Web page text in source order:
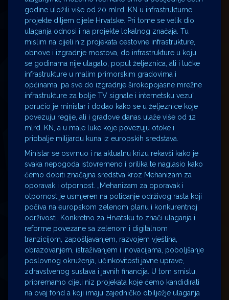
godine uložili više od 20 mlrd. KN u infrastrukturne
projekte diljem cijele Hrvatske. Pri tome se velik dio
ulaganja odnosi i na projekte lokalnog značaja. Tu
mislim na cijeli niz projekata cestovne infrastrukture,
obnove i izgradnje mostova, do infrastrukture u koju
se godinama nije ulagalo, poput željeznica, ali i lučke
infrastrukture u malim primorskim gradovima i
općinama, pa sve do izgradnje širokopojasne mrežne
infrastrukture za bolje TV signale i internetsku vezu“,
poručio je ministar i dodao kako se u željeznice koje
povezuju regije, ali i gradove danas ulaže više od 12
mlrd. KN, a u male luke koje povezuju otoke i
priobalje milijardu kuna iz europskih sredstava.
Ministar se osvrnuo i na aktualnu krizu rekavši kako je
svaka nepogoda istovremeno i prilika te naglasio kako
ćemo dobiti značajna sredstva kroz Mehanizam za
oporavak i otpornost. „Mehanizam za oporavak i
otpornost je usmjeren na poticanje održivog rasta koji
počiva na europskom zelenom planu i konkurentnoj
održivosti. Konkretno za Hrvatsku to znači ulaganja i
reforme povezane sa zelenom i digitalnom
tranzicijom, zapošljavanjem, razvojem vještina,
obrazovanjem, istraživanjem i inovacijama, poboljšanje
poslovnog okruženja, učinkovitosti javne uprave,
zdravstvenog sustava i javnih financija. U tom smislu,
pripremamo cijeli niz projekata koje ćemo kandidirati
na ovaj fond a koji imaju zajedničko obilježje ulaganja